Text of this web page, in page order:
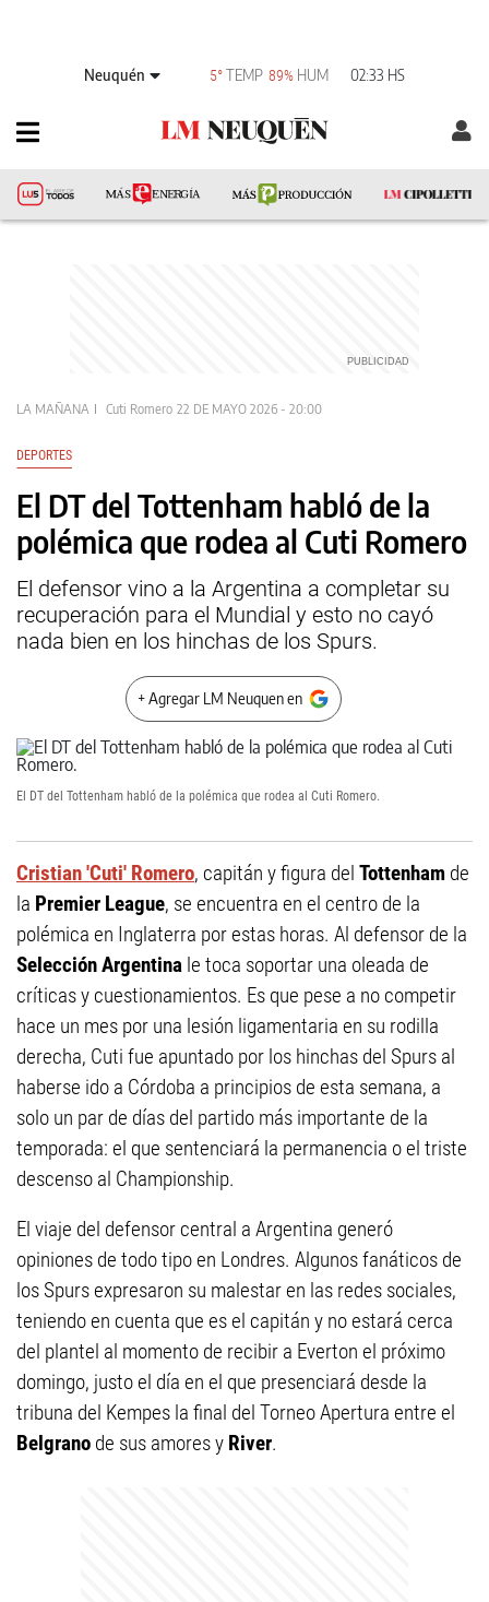
Neuquén 5°TEMP 89% HUM 02:33 HS
LA MAÑANA Cuti Romero 22 DE MAYO 2026 - 20:00
DEPORTES
El DT del Tottenham habló de la
polémica que rodea al Cuti Romero
El defensor vino a la Argentina a completar su
recuperación para el Mundial y esto no cayó
nada bien en los hinchas de los Spurs.
+ Agregar LM Neuquen en
El DT del Tottenham habló de la polémica que rodea al Cuti Romero.
Cristian 'Cuti' Romero, capitán y figura del Tottenham de
la Premier League, se encuentra en el centro de la
polémica en Inglaterra por estas horas. Al defensor de la
Selección Argentina le toca soportar una oleada de
críticas y cuestionamientos. Es que pese a no competir
hace un mes por una lesión ligamentaria en su rodilla
derecha, Cuti fue apuntado por los hinchas del Spurs al
haberse ido a Córdoba a principios de esta semana, a
solo un par de días del partido más importante de la
temporada: el que sentenciará la permanencia o el triste
descenso al Championship.
El viaje del defensor central a Argentina generó
opiniones de todo tipo en Londres. Algunos fanáticos de
los Spurs expresaron su malestar en las redes sociales,
teniendo en cuenta que es el capitán y no estará cerca
del plantel al momento de recibir a Everton el próximo
domingo, justo el día en el que presenciará desde la
tribuna del Kempes la final del Torneo Apertura entre el
Belgrano de sus amores y River.